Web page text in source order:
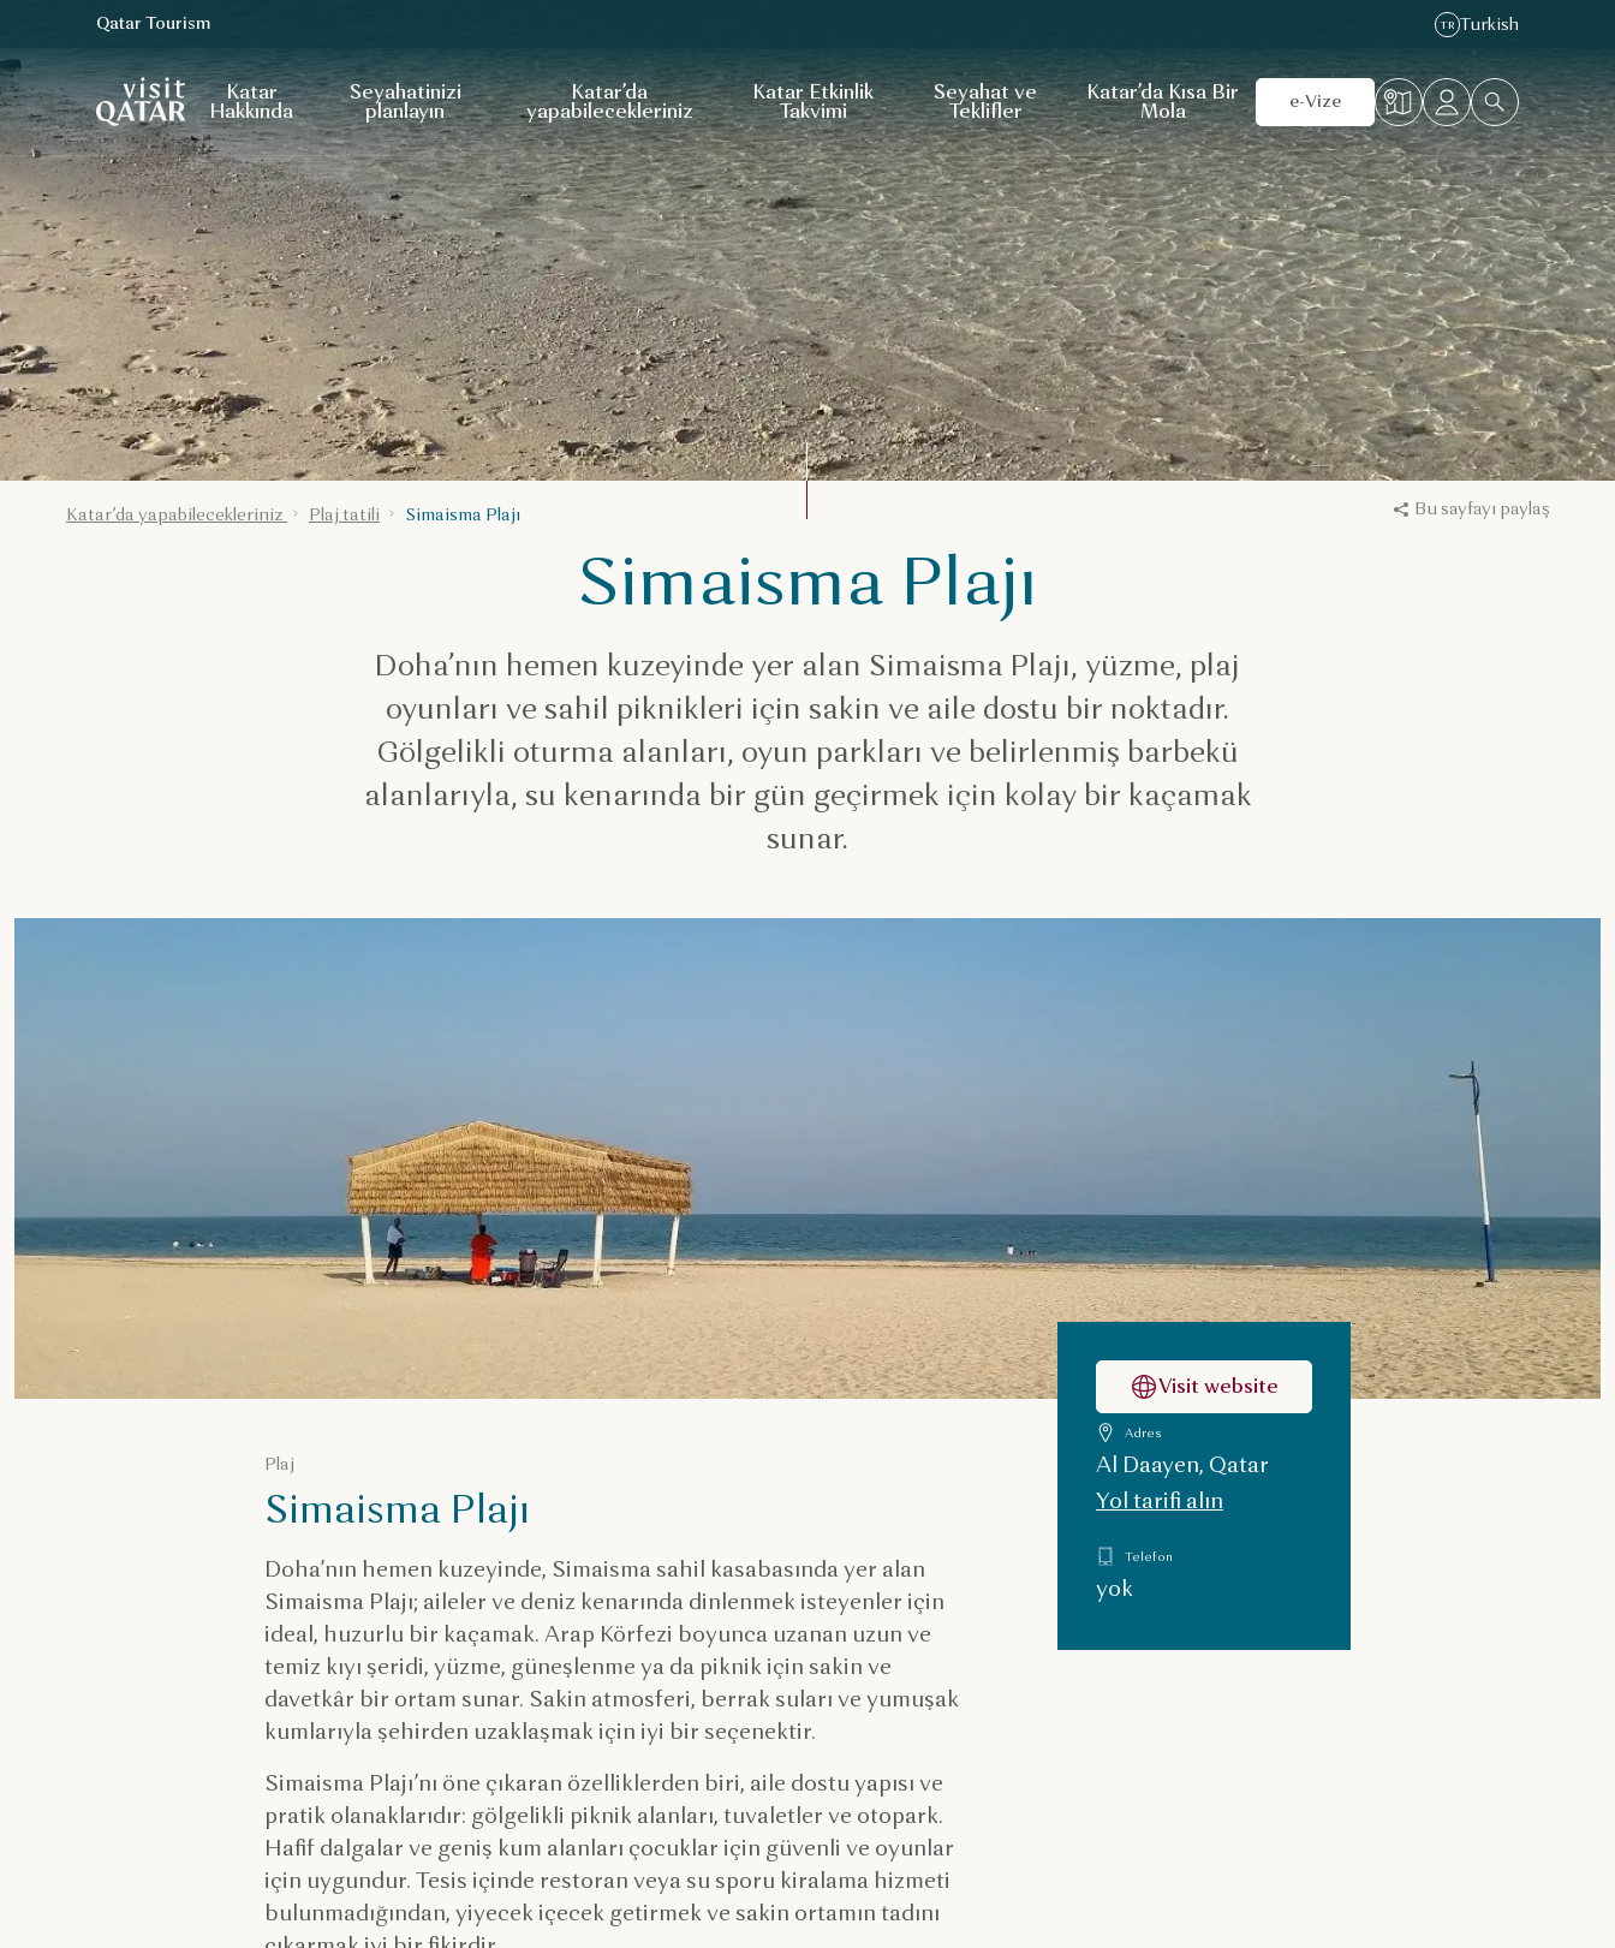
VisitQatar Ana Sayfası
Qatar Tourism TR Turkish
Katar
Hakkında
Seyahatinizi
planlayın
Katar’da
yapabilecekleriniz
Katar Etkinlik
Takvimi
Seyahat ve
Teklifler
Katar’da Kısa Bir
Mola
e-Vize
Katar’da yapabilecekleriniz Plaj tatili Simaisma Plajı Bu sayfayı paylaş
Simaisma Plajı
Doha’nın hemen kuzeyinde yer alan Simaisma Plajı, yüzme, plaj
oyunları ve sahil piknikleri için sakin ve aile dostu bir noktadır.
Gölgelikli oturma alanları, oyun parkları ve belirlenmiş barbekü
alanlarıyla, su kenarında bir gün geçirmek için kolay bir kaçamak
sunar.
Plaj
Simaisma Plajı
Doha’nın hemen kuzeyinde, Simaisma sahil kasabasında yer alan
Simaisma Plajı; aileler ve deniz kenarında dinlenmek isteyenler için
ideal, huzurlu bir kaçamak. Arap Körfezi boyunca uzanan uzun ve
temiz kıyı şeridi, yüzme, güneşlenme ya da piknik için sakin ve
davetkâr bir ortam sunar. Sakin atmosferi, berrak suları ve yumuşak
kumlarıyla şehirden uzaklaşmak için iyi bir seçenektir.
Simaisma Plajı’nı öne çıkaran özelliklerden biri, aile dostu yapısı ve
pratik olanaklarıdır: gölgelikli piknik alanları, tuvaletler ve otopark.
Hafif dalgalar ve geniş kum alanları çocuklar için güvenli ve oyunlar
için uygundur. Tesis içinde restoran veya su sporu kiralama hizmeti
bulunmadığından, yiyecek içecek getirmek ve sakin ortamın tadını
Visit website
Adres
Al Daayen, Qatar
Yol tarifi alın
Telefon
yok